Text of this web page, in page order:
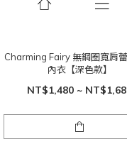
Charming Fairy 無鋼圈寬肩
內衣【深色款】
NT$1,480 ~